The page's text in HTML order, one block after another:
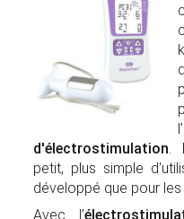
d'électrostimulation
petit, plus simple
développé que pour les
Avec l’